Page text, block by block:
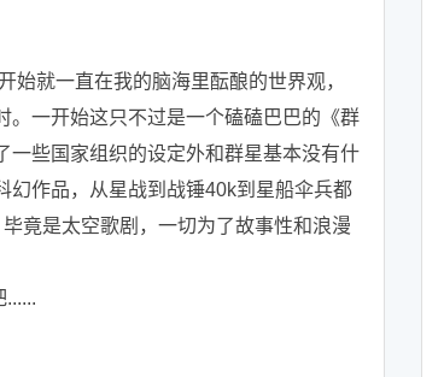
就一直在我的脑海里酝酿的世界观，
。一开始这只不过是一个磕磕巴巴的《群
一些国家组织的设定外和群星基本没有什
幻作品，从星战到战锤40k到星船伞兵都
竟是太空歌剧，一切为了故事性和浪漫